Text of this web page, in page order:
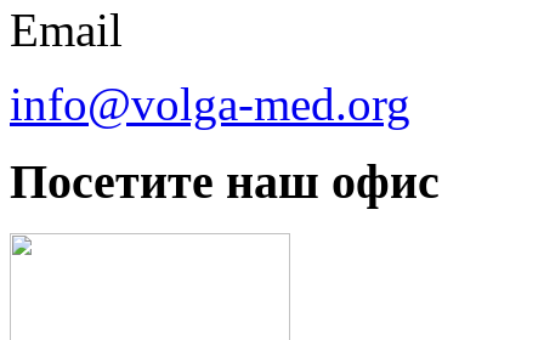
Email
info@volga-med.org
Посетите наш офис